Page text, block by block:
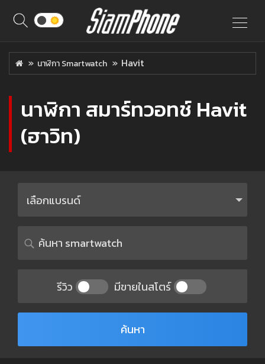
นาฬิกา Smartwatch Havit
นาฬิกา สมาร์ทวอทช์ Havit
(ฮาวิท)
เลือกแบรนด์
รีวิว มีขายในสโตร์
ค้นหา